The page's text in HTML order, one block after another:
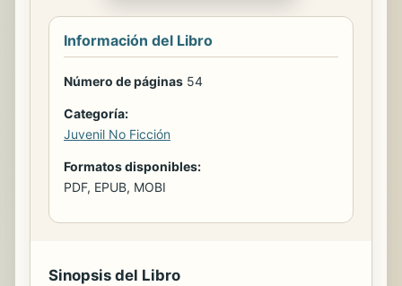
Información del Libro
Número de páginas 54
Categoría:
Juvenil No Ficción
Formatos disponibles:
PDF, EPUB, MOBI
Sinopsis del Libro